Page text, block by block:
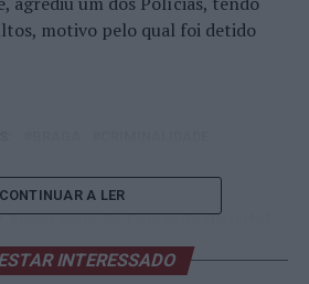
motivo pelo qual foi detido
Aniversário do Comando Distrital
CONTINUAR A LER
INTERESSADO